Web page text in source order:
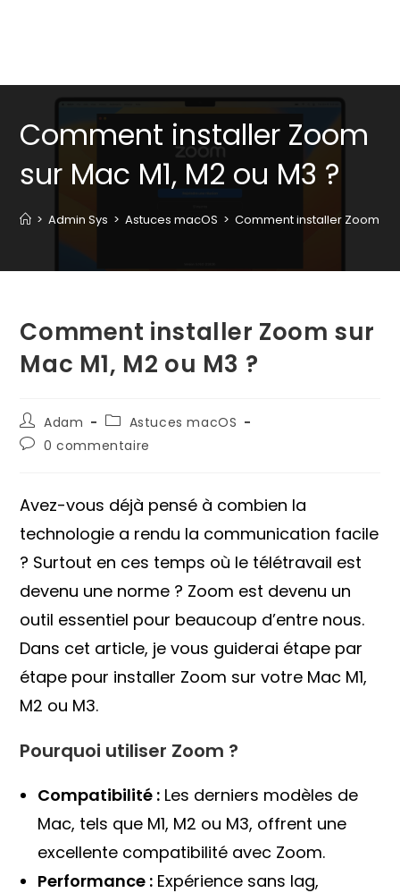
Comment installer Zoom
sur Mac M1, M2 ou M3 ?
> Admin Sys > Astuces macOS > Comment installer Zoom sur
Comment installer Zoom sur
Mac M1, M2 ou M3 ?
Auteur/autrice
de
la
Adam
Post
category:
Astuces macOS
Commentaires
0 commentaire
Avez-vous déjà pensé à combien la
technologie a rendu la communication facile
? Surtout en ces temps où le télétravail est
devenu une norme ? Zoom est devenu un
outil essentiel pour beaucoup d’entre nous.
Dans cet article, je vous guiderai étape par
étape pour installer Zoom sur votre Mac M1,
M2 ou M3.
Pourquoi utiliser Zoom ?
Compatibilité : Les derniers modèles de
Mac, tels que M1, M2 ou M3, offrent une
excellente compatibilité avec Zoom.
Performance : Expérience sans lag,